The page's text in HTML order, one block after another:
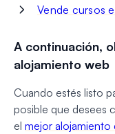
Vende cursos
A continuación,
alojamiento web
Cuando estés listo
posible que desees
el mejor alojamiento